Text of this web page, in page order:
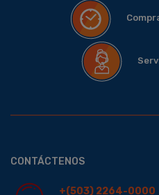
CONTÁCTENOS
+(503) 2264-0000